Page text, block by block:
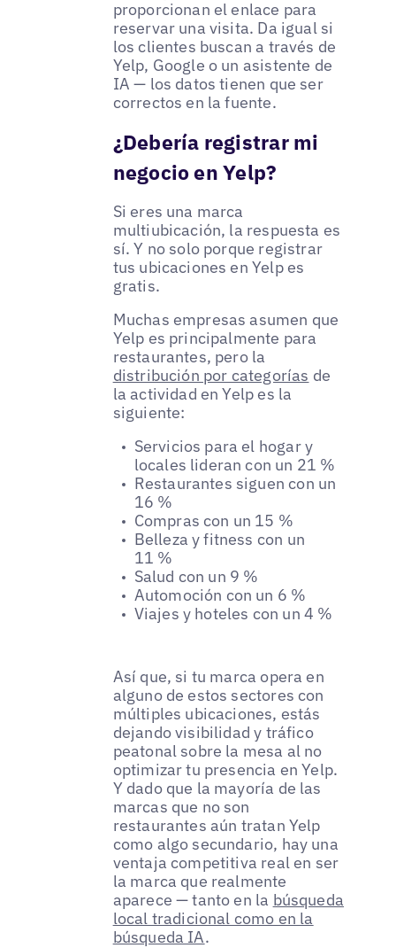
proporcionan el enlace para
reservar una visita. Da igual si
los clientes buscan a través de
Yelp, Google o un asistente de
IA — los datos tienen que ser
correctos en la fuente.
¿Debería registrar mi
negocio en Yelp?
Si eres una marca
multiubicación, la respuesta es
sí. Y no solo porque registrar
tus ubicaciones en Yelp es
gratis.
Muchas empresas asumen que
Yelp es principalmente para
restaurantes, pero la
distribución por categorías de
la actividad en Yelp es la
siguiente:
Servicios para el hogar y
locales lideran con un 21 %
Restaurantes siguen con un
16 %
Compras con un 15 %
Belleza y fitness con un
11 %
Salud con un 9 %
Automoción con un 6 %
Viajes y hoteles con un 4 %
Así que, si tu marca opera en
alguno de estos sectores con
múltiples ubicaciones, estás
dejando visibilidad y tráfico
peatonal sobre la mesa al no
optimizar tu presencia en Yelp.
Y dado que la mayoría de las
marcas que no son
restaurantes aún tratan Yelp
como algo secundario, hay una
ventaja competitiva real en ser
la marca que realmente
aparece — tanto en la búsqueda
local tradicional como en la
búsqueda IA.